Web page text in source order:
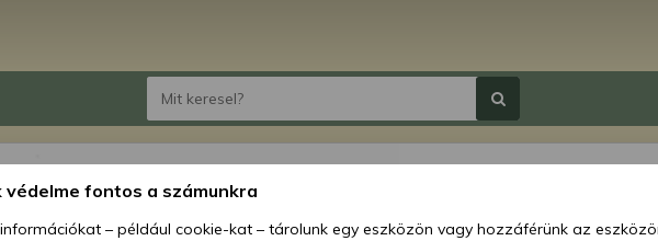
tengely
védelme fontos a számunkra
– például cookie-kat – tárolunk egy eszközön vagy hozzáférünk az